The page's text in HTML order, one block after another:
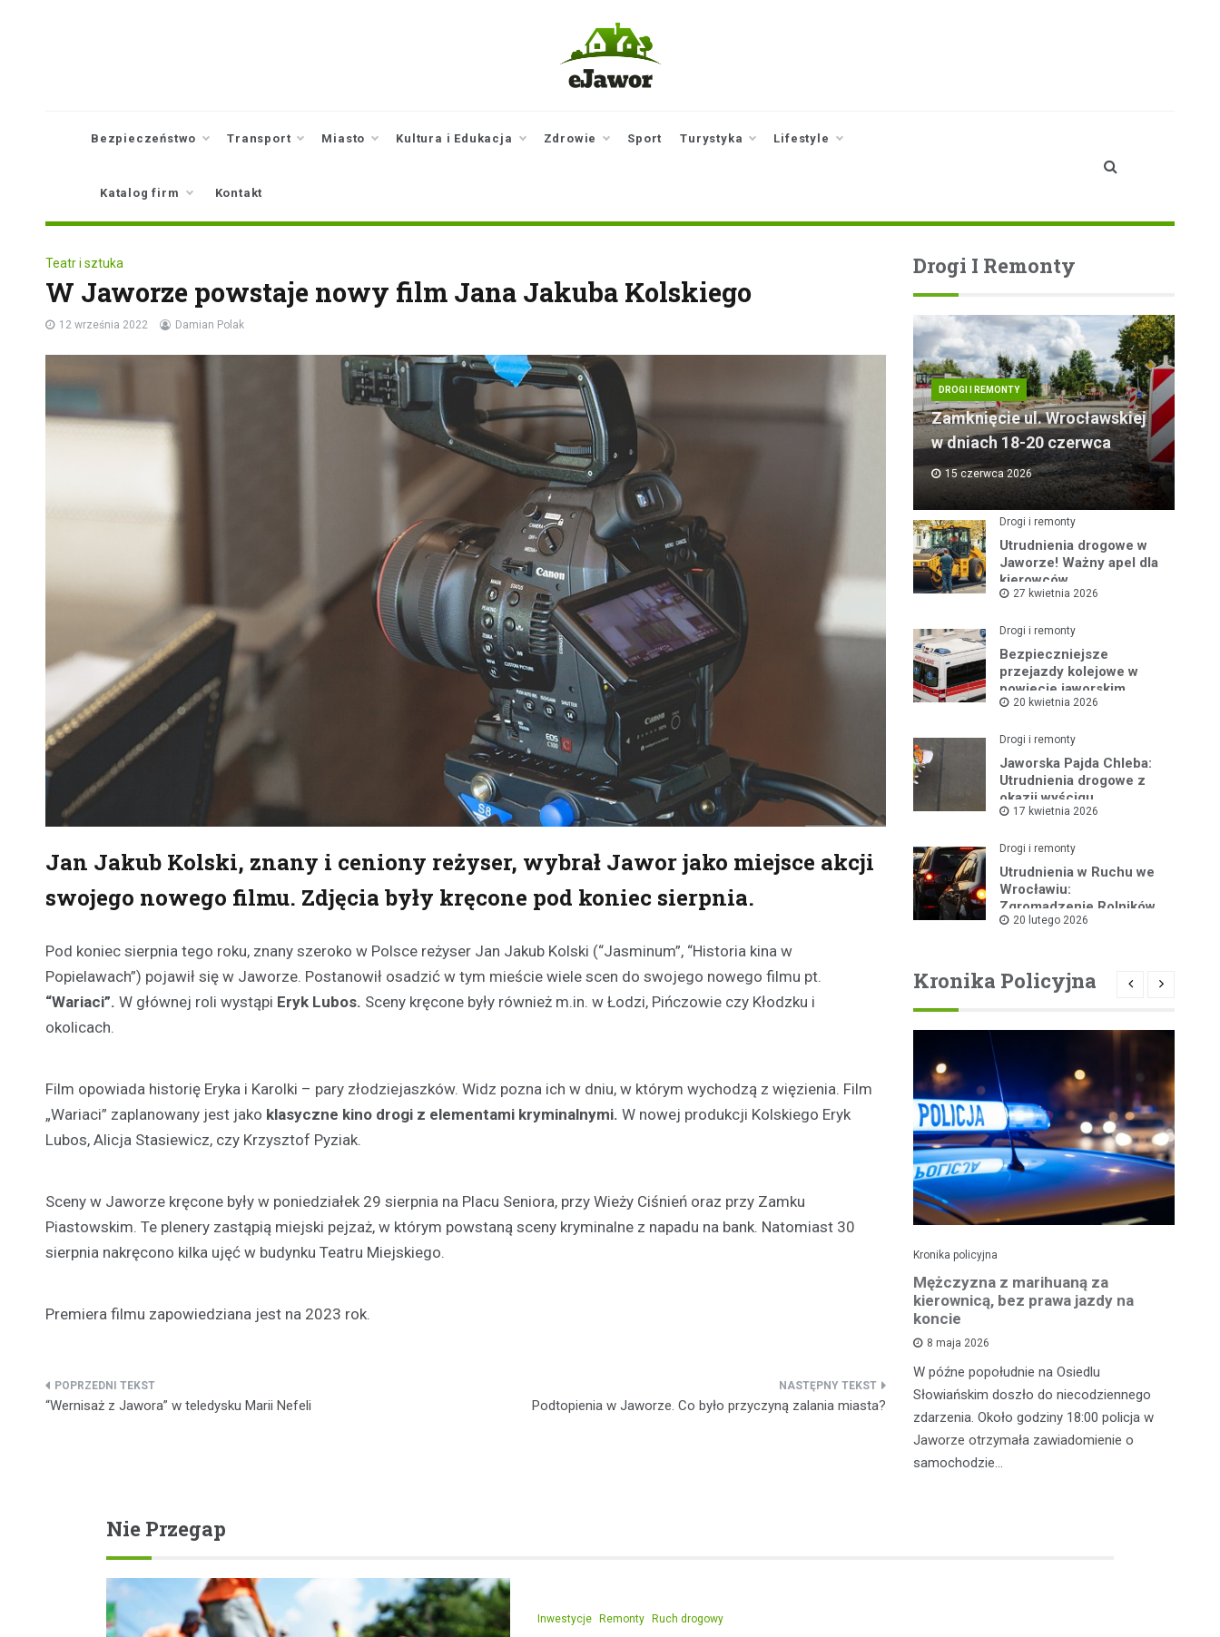
Jawora
Bezpieczeństwo Transport Miasto Kultura i Edukacja Zdrowie Sport Turystyka Lifestyle
Katalog firm Kontakt
Teatr i sztuka
W Jaworze powstaje nowy film Jana Jakuba Kolskiego
12 września 2022 Damian Polak
Jan Jakub Kolski, znany i ceniony reżyser, wybrał Jawor jako miejsce akcji
swojego nowego filmu. Zdjęcia były kręcone pod koniec sierpnia.
Pod koniec sierpnia tego roku, znany szeroko w Polsce reżyser Jan Jakub Kolski (“Jasminum”, “Historia kina w
Popielawach”) pojawił się w Jaworze. Postanowił osadzić w tym mieście wiele scen do swojego nowego filmu pt.
“Wariaci”. W głównej roli wystąpi Eryk Lubos. Sceny kręcone były również m.in. w Łodzi, Pińczowie czy Kłodzku i
okolicach.
Film opowiada historię Eryka i Karolki – pary złodziejaszków. Widz pozna ich w dniu, w którym wychodzą z więzienia. Film
„Wariaci” zaplanowany jest jako klasyczne kino drogi z elementami kryminalnymi. W nowej produkcji Kolskiego Eryk
Lubos, Alicja Stasiewicz, czy Krzysztof Pyziak.
Sceny w Jaworze kręcone były w poniedziałek 29 sierpnia na Placu Seniora, przy Wieży Ciśnień oraz przy Zamku
Piastowskim. Te plenery zastąpią miejski pejzaż, w którym powstaną sceny kryminalne z napadu na bank. Natomiast 30
sierpnia nakręcono kilka ujęć w budynku Teatru Miejskiego.
Premiera filmu zapowiedziana jest na 2023 rok.
Nawigacja
“Wernisaż z Jawora” w teledysku Marii Nefeli Podtopienia w Jaworze. Co było przyczyną zalania miasta?
Drogi I Remonty
DROGI I REMONTY
Zamknięcie ul. Wrocławskiej
w dniach 18-20 czerwca
15 czerwca 2026
Drogi i remonty
Utrudnienia drogowe w
Jaworze! Ważny apel dla
kierowców
27 kwietnia 2026
Drogi i remonty
Bezpieczniejsze
przejazdy kolejowe w
powiecie jaworskim
20 kwietnia 2026
Drogi i remonty
Jaworska Pajda Chleba:
Utrudnienia drogowe z
okazji wyścigu
kolarskiego
17 kwietnia 2026
Drogi i remonty
Utrudnienia w Ruchu we
Wrocławiu:
Zgromadzenie Rolników
Dziś w Centrum
20 lutego 2026
Kronika Policyjna
poniedziałkowy poranek przyciągnęły
uwagę funkcjonariuszy Wydziału Ruchu
Kronika policyjna
Mężczyzna z marihuaną za
kierownicą, bez prawa jazdy na
koncie
8 maja 2026
W późne popołudnie na Osiedlu
Słowiańskim doszło do niecodziennego
zdarzenia. Około godziny 18:00 policja w
Jaworze otrzymała zawiadomienie o
samochodzie…
Nie Przegap
Inwestycje Remonty Ruch drogowy